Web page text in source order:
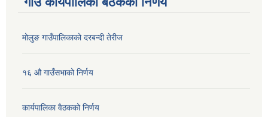
मोलुङ गाउँपालिकाको दरबन्दी तेरीज
१६ औ गाउँसभाको निर्णय
कार्यपालिका वैठकको निर्णय